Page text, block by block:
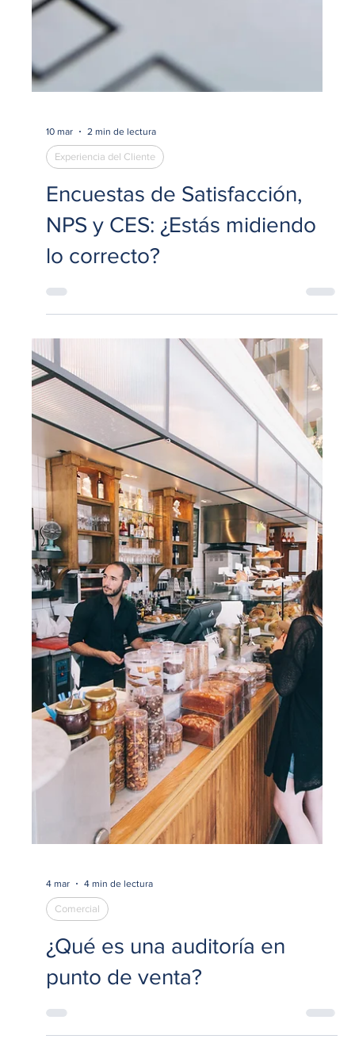
10 mar 2 min de lectura
Experiencia del Cliente
Encuestas de Satisfacción,
NPS y CES: ¿Estás midiendo